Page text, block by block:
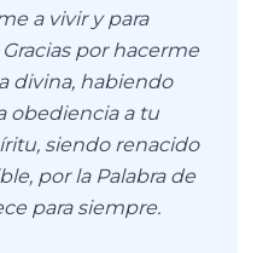
a vivir y para
por hacerme
divina, habiendo
obediencia a tu
siendo renacido
por la Palabra de
para siempre.